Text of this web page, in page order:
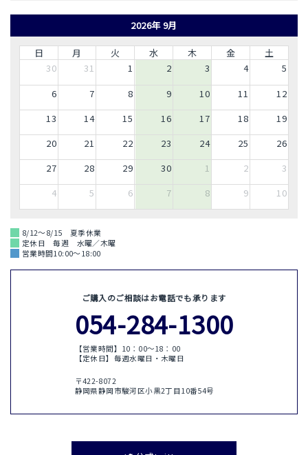
2026年 9月
日 月 火 水 木 金
土
30
31 1 2 3 4
5
6
7 8 9 10 11
12
13
14 15 16 17 18
19
20
21 22 23 24 25
26
27
28 29 30 1 2
3
4
5 6 7 8 9 10
8/12～8/15 夏季休業
定休日 毎週 水曜／木曜
営業時間10:00～18:00
ご購入のご相談はお電話でも承ります
054-284-1300
【営業時間】10：00〜18：00
【定休日】毎週水曜日・木曜日
〒422-8072
静岡県静岡市駿河区小黒2丁目10番54号